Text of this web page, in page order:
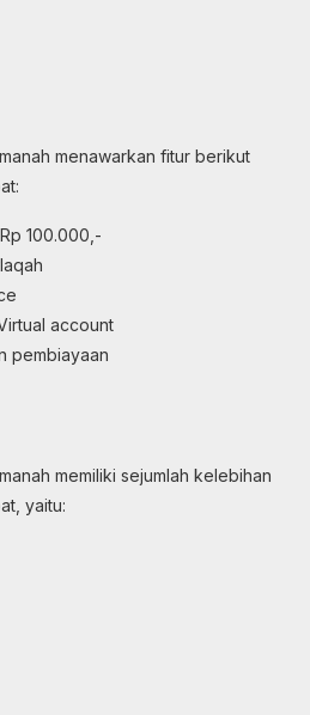
menawarkan fitur berikut
100.000,-
account
pembiayaan
memiliki sejumlah kelebihan
yaitu: